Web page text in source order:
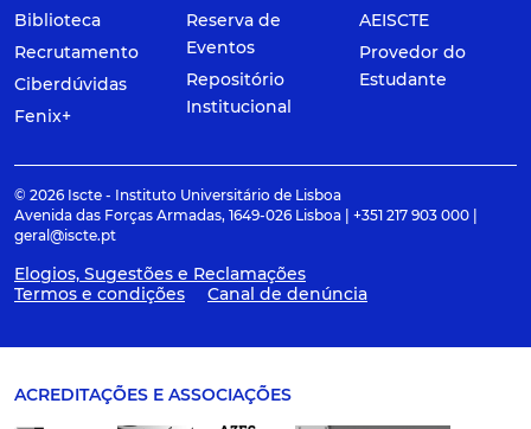
Biblioteca
Recrutamento
Ciberdúvidas
Fenix+
Reserva de
Eventos
Repositório
Institucional
AEISCTE
Provedor do
Estudante
© 2026 Iscte - Instituto Universitário de Lisboa
Avenida das Forças Armadas, 1649-026 Lisboa | +351 217 903 000 |
geral@iscte.pt
Elogios, Sugestões e Reclamações
Termos e condições
Canal de denúncia
ACREDITAÇÕES E ASSOCIAÇÕES